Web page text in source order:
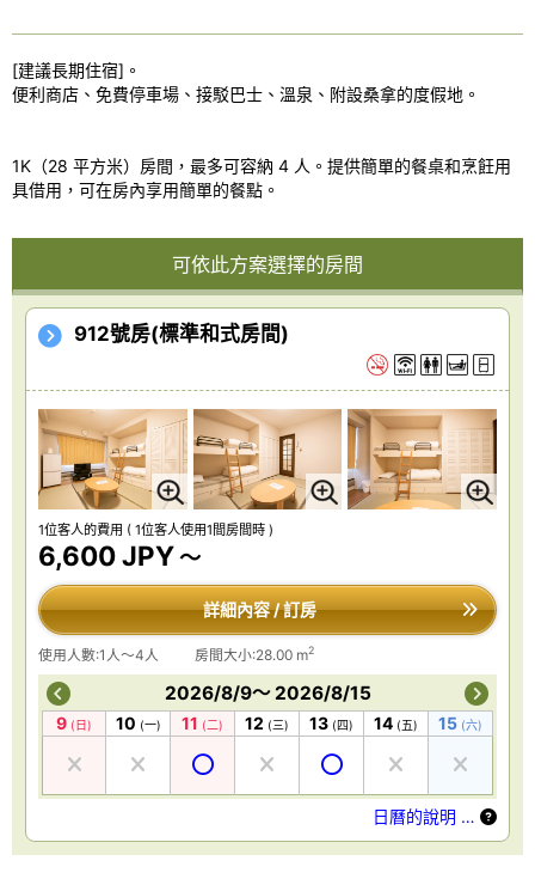
[建議長期住宿]。
便利商店、免費停車場、接駁巴士、溫泉、附設桑拿的度假地。
1K（28 平方米）房間，最多可容納 4 人。提供簡單的餐桌和烹飪用
具借用，可在房內享用簡單的餐點。
可依此方案選擇的房間
912號房(標準和式房間)
1位客人的費用 ( 1位客人使用1間房間時 )
6,600 JPY～
詳細內容 / 訂房
使用人數:1人～4人 房間大小:28.00 m2
2026/8/9～ 2026/8/15
9 (日) 10 (一) 11 (二) 12 (三) 13 (四) 14 (五) 15 (六)
日曆的說明 …